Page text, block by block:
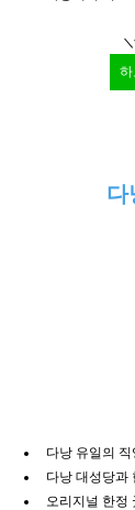
＼
하
다
다낭 유일의 직
다낭 대성당과
오리지널 한정